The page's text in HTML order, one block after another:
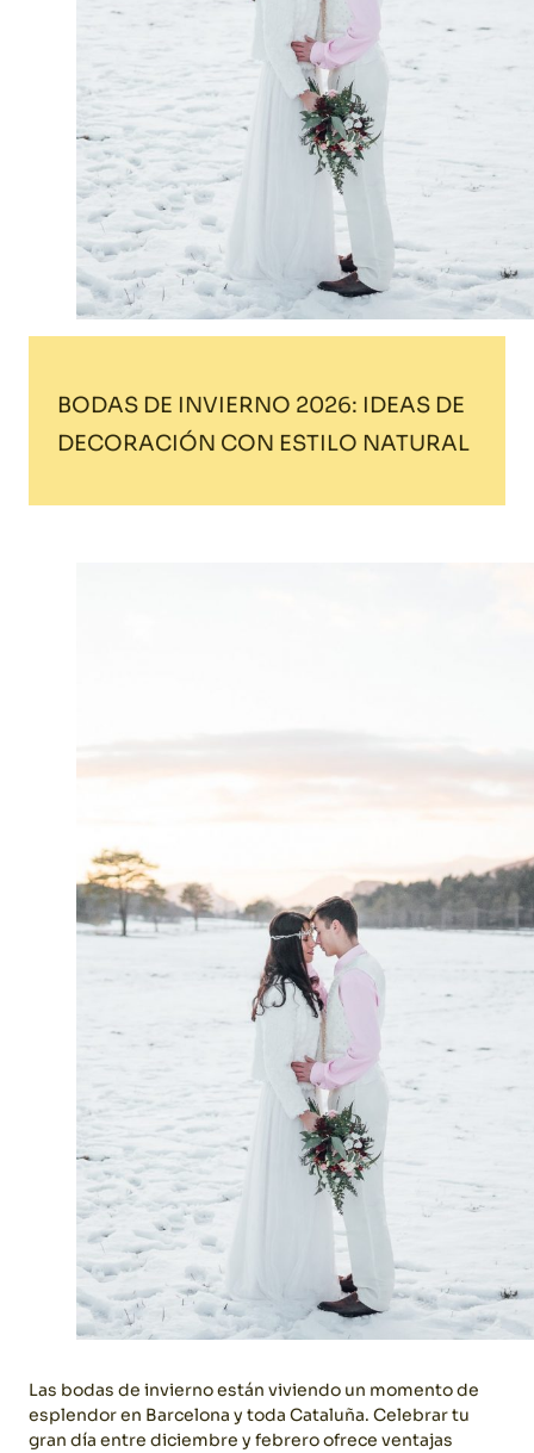
BODAS DE INVIERNO 2026: IDEAS DE
DECORACIÓN CON ESTILO NATURAL
Las bodas de invierno están viviendo un momento de
esplendor en Barcelona y toda Cataluña. Celebrar tu
gran día entre diciembre y febrero ofrece ventajas